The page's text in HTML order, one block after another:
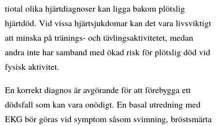
tiotal olika hjärtdiagnoser kan ligga bakom plötslig
hjärtdöd. Vid vissa hjärtsjukdomar kan det vara livsviktigt
att minska på tränings- och tävlingsaktivitetet, medan
andra inte har samband med ökad risk för plötslig död vid
fysisk aktivitet.
En korrekt diagnos är avgörande för att förebygga ett
dödsfall som kan vara onödigt. En basal utredning med
EKG bör göras vid symptom såsom svimning, bröstsmärta